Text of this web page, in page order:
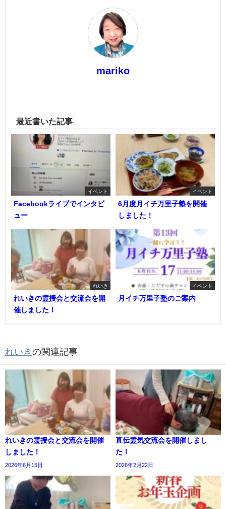
mariko
最近書いた記事
イベント
Facebookライブでインタビ
ュー
イベント
6月度月イチ万里子塾を開催
しました！
れいき
れいきの霊授会と交流会を開
催しました！
イベント
月イチ万里子塾のご案内
れいき の関連記事
れいきの霊授会と交流会を開催
しました！
2026年6月15日
直伝霊気交流会を開催しまし
た！
2026年2月22日